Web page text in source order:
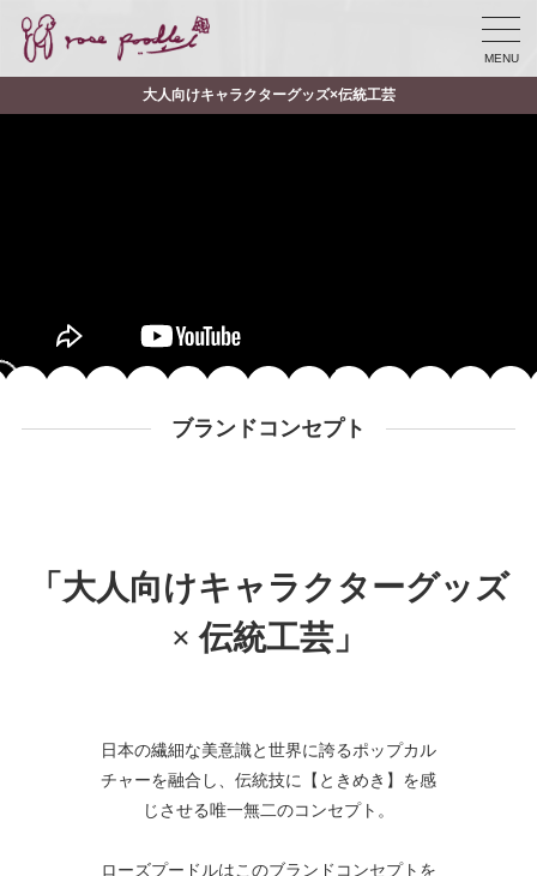
MENU
大人向けキャラクターグッズ×伝統工芸
ブランドコンセプト
「大人向けキャラクターグッズ
× 伝統工芸」
日本の繊細な美意識と世界に誇るポップカル
チャーを融合し、伝統技に【ときめき】を感
じさせる唯一無二のコンセプト。
ローズプードルはこのブランドコンセプトを